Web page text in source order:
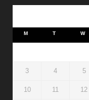
M T W
3 4 5
10 11 12